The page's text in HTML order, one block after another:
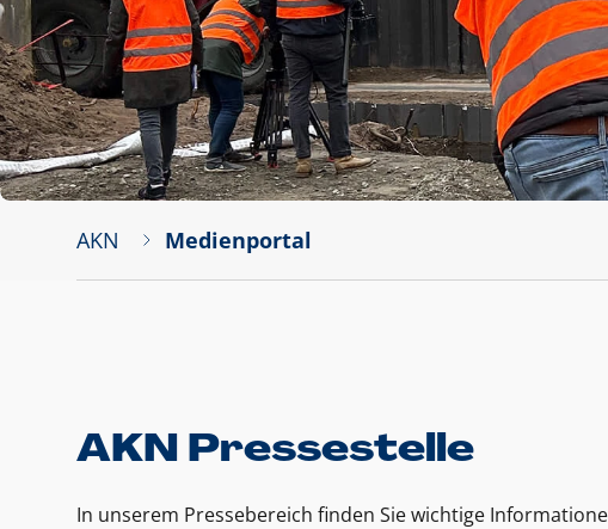
AKN Medienportal
AKN Pressestelle
In unserem Pressebereich finden Sie wichtige